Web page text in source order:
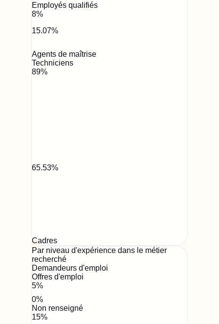
Employés qualifiés
8%
15.07%
Agents de maîtrise
Techniciens
89%
65.53%
Cadres
Par niveau d'expérience dans le métier
recherché
Demandeurs d'emploi
Offres d'emploi
5%
0%
Non renseigné
15%